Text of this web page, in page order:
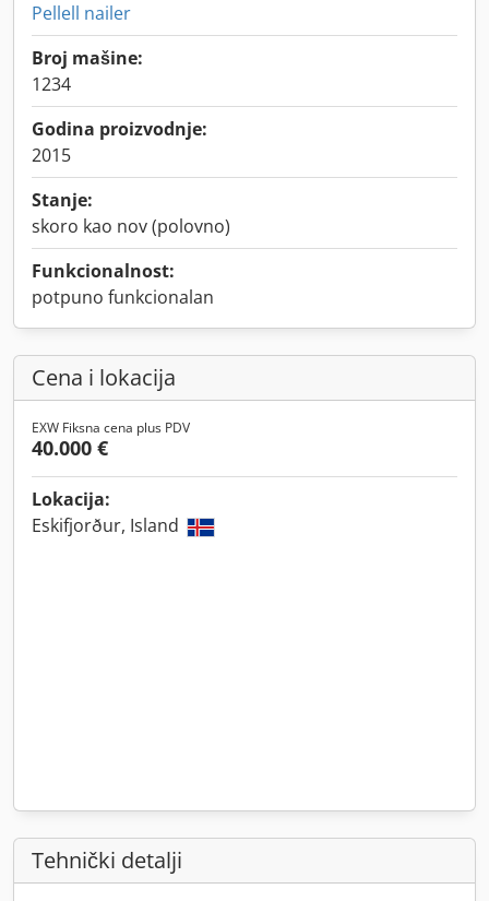
Pellell nailer
Broj mašine:
1234
Godina proizvodnje:
2015
Stanje:
skoro kao nov (polovno)
Funkcionalnost:
potpuno funkcionalan
Cena i lokacija
EXW Fiksna cena plus PDV
40.000 €
Lokacija:
Eskifjorður, Island
Tehnički detalji